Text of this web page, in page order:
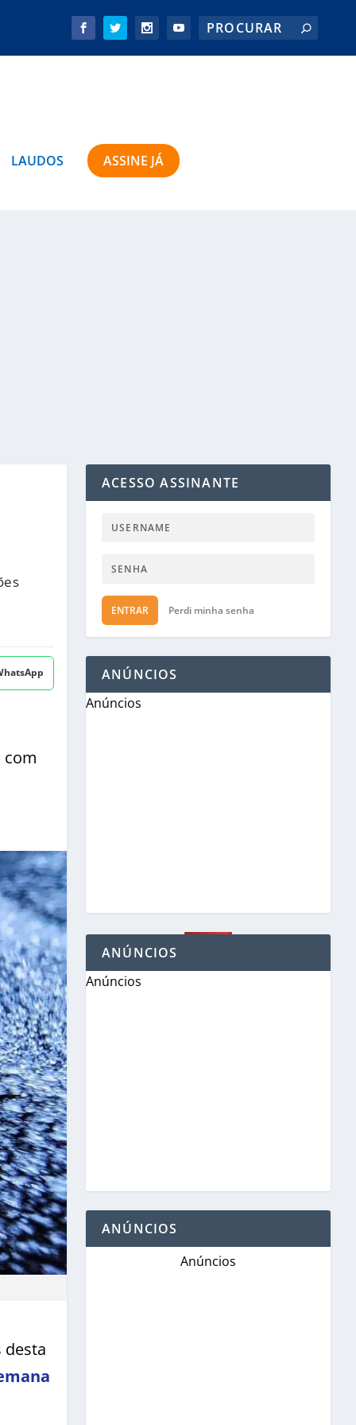
LAUDOS ASSINE JÁ
com
desta
ACESSO ASSINANTE
ENTRAR Perdi minha senha
ANÚNCIOS
Anúncios
ANÚNCIOS
Anúncios
ANÚNCIOS
Anúncios